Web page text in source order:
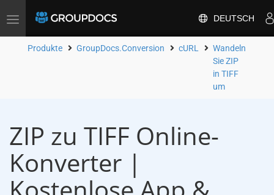
Toggle
DEUTSCH
Produkte GroupDocs.Conversion cURL
Wandeln
Sie ZIP
in TIFF
um
ZIP zu TIFF Online-
Konverter |